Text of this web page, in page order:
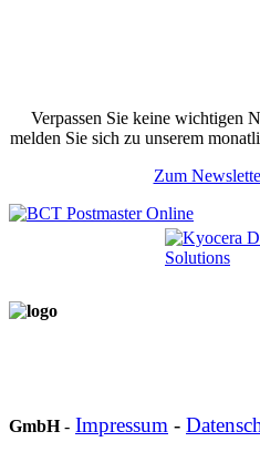
Verpassen Sie keine wichtigen
melden Sie sich zu unserem
Zum
GmbH- Impressum -